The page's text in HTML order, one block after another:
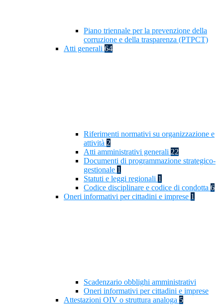
Piano triennale per la prevenzione della
corruzione e della trasparenza (PTPCT)
Atti generali 64
Riferimenti normativi su organizzazione e
attività 2
Atti amministrativi generali 22
Documenti di programmazione strategico-
gestionale 1
Statuti e leggi regionali 1
Codice disciplinare e codice di condotta 6
Oneri informativi per cittadini e imprese 1
Scadenzario obblighi amministrativi
Oneri informativi per cittadini e imprese
Attestazioni OIV o struttura analoga 5